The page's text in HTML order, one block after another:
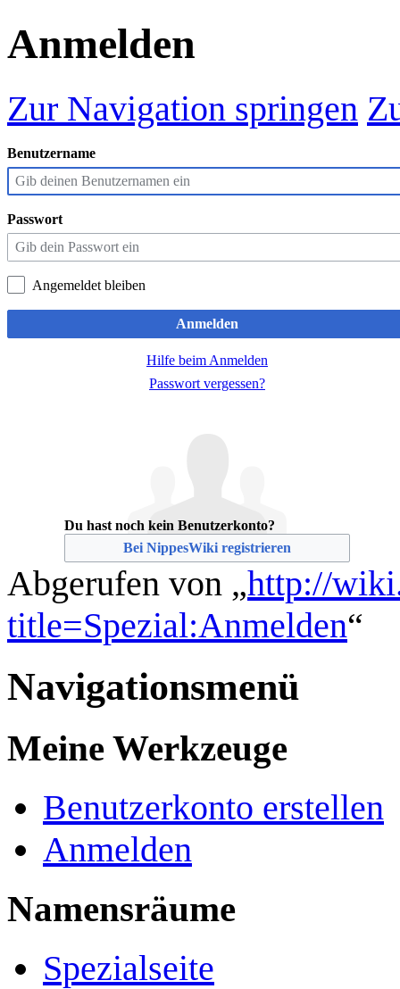
Anmelden
Zur Navigation springen
Benutzername
Passwort
Angemeldet bleiben
Anmelden
Hilfe beim Anmelden
Passwort vergessen?
Du hast noch kein Benutzerkonto?
Bei NippesWiki registrieren
Abgerufen von „http://
title=Spezial:Anmelden“
Navigationsmenü
Meine Werkzeuge
Benutzerkonto erstellen
Anmelden
Namensräume
Spezialseite